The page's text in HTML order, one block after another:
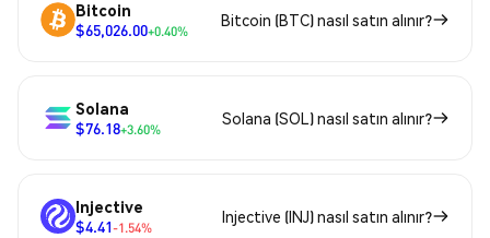
Bitcoin
$65,026.00+0.40%
Bitcoin (BTC) nasıl satın alınır?
Solana
$76.18+3.60%
Solana (SOL) nasıl satın alınır?
Injective
$4.41-1.54%
Injective (INJ) nasıl satın alınır?